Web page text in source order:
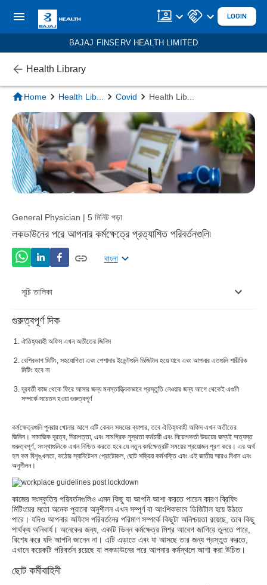
LOGIN
BAJAJ FINSERV HEALTH LIMITED
Health Library
Home Health Lib Covid Health Lib
General Physician | 5 মিনিট পড়া
লকডাউনের পরে আপনার কর্মক্ষেত্রে প্রত্যাশিত পরিবর্তনগুলি৷
বাংলা
সূচি তালিকা
সামাজিক দূরত্ব প্রোটোকল
গুরুত্বপূর্ণ দিক
ঐতিহ্যবাহী অফিস এখন অতীতের জিনিস
বেশিরভাগ মিটিং, সহযোগিতা এবং পেশাদার ইভেন্টগুলি ডিজিটাল হয়ে যাবে এবং আপনার এতগুলি শারীরিক
মিটিং হবে না
দূরবর্তী কাজ থেকে ফিরে আসার জন্য মনস্তাত্ত্বিকভাবে প্রস্তুতি নেওয়ার জন্য আগে থেকেই এগুলি
সম্পর্কে সচেতন হওয়া গুরুত্বপূর্ণ
কর্মক্ষেত্রগুলি পুনরায় খোলার আগে এটি কেবল সময়ের ব্যাপার, তবে ঐতিহ্যবাহী অফিস এখন অতীতের
জিনিস। সামাজিক দূরত্ব, নিরাপত্তা, এবং সামগ্রিক সুস্থতা কর্মচারী এবং নিয়োগকর্তা উভয়ের জন্যই অত্যন্ত
গুরুত্বপূর্ণ, সংস্থাগুলিকে এখন নিশ্চিত করতে হবে যে নতুন কর্মক্ষেত্রটি সময়ের প্রয়োজন পূরণ করে। এর অর্থ
হল কম বিশৃঙ্খলতা, কঠোর স্যানিটেশন প্রোটোকল, ছোট সক্রিয় কর্মশক্তি এবং এই জাতীয় আরও বিধান এবং
অনুশীলন।
কাজের সংস্কৃতির পরিবর্তনগুলিও এমন কিছু যা আপনি আশা করতে পারেন কারণ ব্রিফিং
মিটিংয়ের মতো অনেক পুরানো অনুশীলন এখন সম্পূর্ণ বা আংশিকভাবে ডিজিটাল হয়ে উঠতে
পারে। যদিও আপনার অফিসে পরিবর্তনের পরিমাণ সম্পর্কে কিছুটা অনিশ্চয়তা রয়েছে, তবে কিছু
পার্থক্য অনিবার্য। অনেকের জন্য, একটি ভিন্ন কর্মক্ষেত্র মিশ্র আবেগ জাগিয়ে তুলতে পারে,
বিশেষ করে যদি আপনি জানেন না। এটি এড়াতে এবং যা আসছে তার জন্য প্রস্তুত করতে,
এখানে কয়েকটি পরিবর্তন রয়েছে যা লকডাউনের পরে আপনার কর্মস্থলে আশা করা উচিত।
ছোট কর্মীবাহিনী